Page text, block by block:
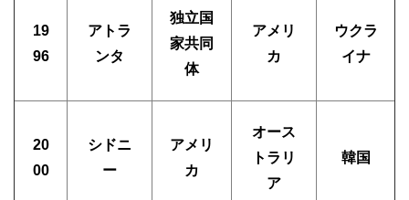
19
96
アトラ
ンタ
独立国
家共同
体
アメリ
カ
ウクラ
イナ
20
00
シドニ
ー
アメリ
カ
オース
トラリ
ア
韓国